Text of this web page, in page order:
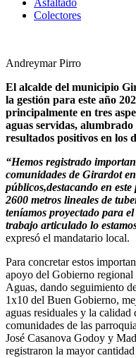
Asfaltado
Colectores
Andreymar Pirro
El alcalde del municipio
la gestión para este año
principalmente en tres
aguas servidas,
resultados positivos en los
“Hemos registrado
comunidades de Girardot
públicos,destacando en
2600 metros lineales de
teníamos proyectado para
trabajo articulado lo
expresó el mandatario local.
Para concretar estos
apoyo del Gobierno
Aguas, dando seguimiento
1x10 del Buen Gobierno,
aguas residuales y la calidad
comunidades de las
José Casanova Godoy y
registraron la mayor